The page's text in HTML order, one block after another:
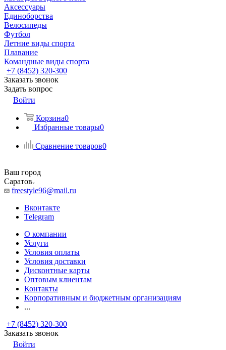
Аксессуары
Единоборства
Велосипеды
Футбол
Летние виды спорта
Плавание
Командные виды спорта
+7 (8452) 320-300
Заказать звонок
Задать вопрос
Войти
Корзина0
Избранные товары0
Сравнение товаров0
Ваш город
Саратов
freestyle96@mail.ru
Вконтакте
Telegram
О компании
Услуги
Условия оплаты
Условия доставки
Дисконтные карты
Оптовым клиентам
Контакты
Корпоративным и бюджетным организациям
...
+7 (8452) 320-300
Заказать звонок
Войти